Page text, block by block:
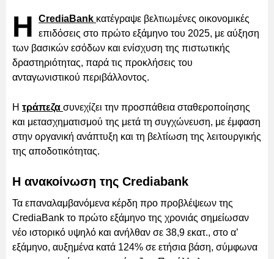
Η CrediaBank κατέγραψε βελτιωμένες οικονομικές
επιδόσεις στο πρώτο εξάμηνο του 2025, με αύξηση
των βασικών εσόδων και ενίσχυση της πιστωτικής
δραστηριότητας, παρά τις προκλήσεις του
ανταγωνιστικού περιβάλλοντος.
Η τράπεζα συνεχίζει την προσπάθεια σταθεροποίησης
και μετασχηματισμού της μετά τη συγχώνευση, με έμφαση
στην οργανική ανάπτυξη και τη βελτίωση της λειτουργικής
της αποδοτικότητας.
Η ανακοίνωση της Crediabank
Τα επαναλαμβανόμενα κέρδη προ προβλέψεων της
CrediaBank το πρώτο εξάμηνο της χρονιάς σημείωσαν
νέο ιστορικό υψηλό και ανήλθαν σε 38,9 εκατ., στο α’
εξάμηνο, αυξημένα κατά 124% σε ετήσια βάση, σύμφωνα